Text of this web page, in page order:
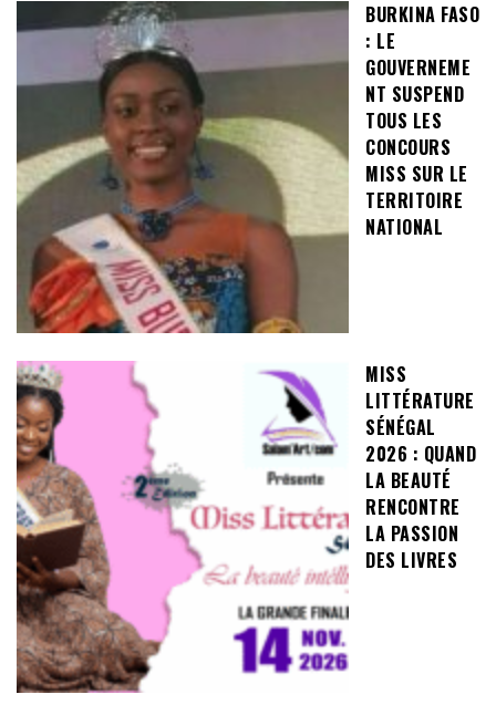
BURKINA FASO
: LE
GOUVERNEME
NT SUSPEND
TOUS LES
CONCOURS
MISS SUR LE
TERRITOIRE
NATIONAL
MISS
LITTÉRATURE
SÉNÉGAL
2026 : QUAND
LA BEAUTÉ
RENCONTRE
LA PASSION
DES LIVRES